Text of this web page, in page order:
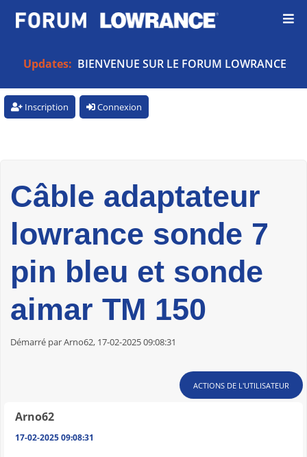
Updates: BIENVENUE SUR LE FORUM LOWRANCE
Inscription Connexion
Câble adaptateur
lowrance sonde 7
pin bleu et sonde
aimar TM 150
Démarré par Arno62, 17-02-2025 09:08:31
ACTIONS DE L'UTILISATEUR
Arno62
17-02-2025 09:08:31